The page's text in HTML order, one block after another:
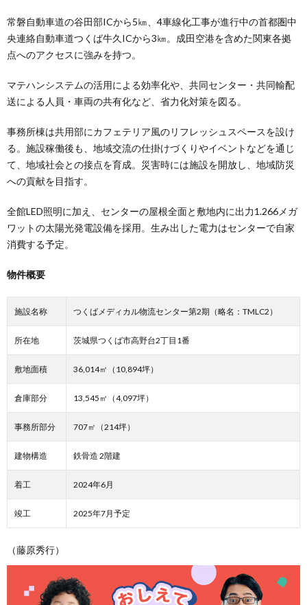
常磐自動車道の谷田部ICから5㎞、4車線化工事が進行中の首都圏中
央連絡自動車道つくば牛久ICから3㎞。成田空港を含めた関東各拠
点へのアクセスに強みを持つ。
マテハンシステムの活用による効率化や、共同センター・共同輸配
送による人員・車両の共有化など、省力化対策を図る。
事務所棟は共用部にカフェテリア風のリフレッシュスペースを設け
る。施設稼働後も、地域交流の仕掛けづくりやイベントなどを通じ
て、地域社会との接点を育成。災害時には施設を開放し、地域防災
への貢献を目指す。
全館LED照明に加え、センターの屋根全面と敷地内に出力1.266メガ
ワットの太陽光発電設備を採用。生み出した電力はセンターで自家
消費する予定。
物件概要
施設名称 つくばメディカル物流センター第2期（略名：TMLC2）
所在地 茨城県つくば市高野台2丁目1番
敷地面積 36,014㎡（10,894坪）
倉庫部分 13,545㎡（4,097坪）
事務所部分 707㎡（214坪）
建物構造 鉄骨造 2階建
着工 2024年6月
竣工 2025年7月予定
（藤原秀行）